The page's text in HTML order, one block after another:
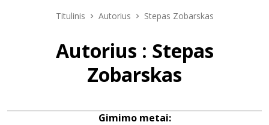
Naujienos
Titulinis Autorius Stepas Zobarskas
Autorius : Stepas
Zobarskas
Gimimo metai: